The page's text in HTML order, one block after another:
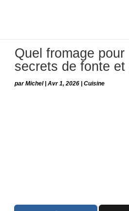
Quel fromage pour
secrets de fonte et
parMichel| Avr 1, 2026 Cuisine